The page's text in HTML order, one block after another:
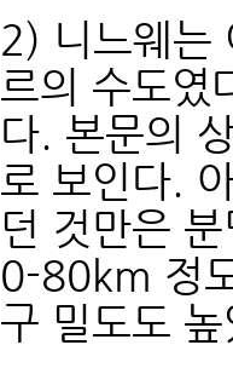
2) 니느웨는
르의 수도였
다. 본문의
로 보인다.
던 것만은
0-80km 정
구 밀도도